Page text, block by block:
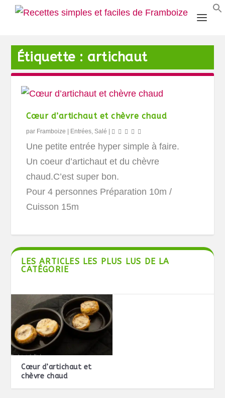
Étiquette : artichaut
Cœur d’artichaut et chèvre chaud
par Framboize Entrées,Salé
Une petite entrée hyper simple à faire.
Un coeur d’artichaut et du chèvre
chaud.C’est super bon.
Pour 4 personnes Préparation 10m /
Cuisson 15m
LES ARTICLES LES PLUS LUS DE LA
CATÉGORIE
Cœur d’artichaut et
chèvre chaud